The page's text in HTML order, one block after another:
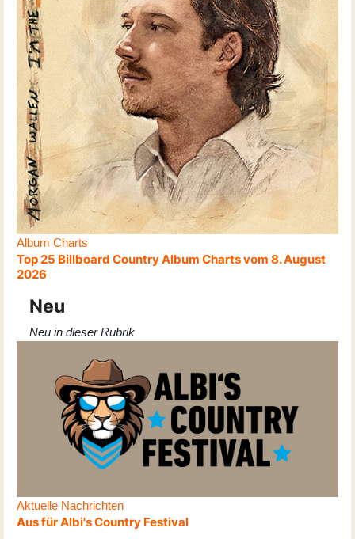
Album Charts
Top 25 Billboard Country Album Charts vom 8. August
2026
Neu
Neu in dieser Rubrik
Aktuelle Nachrichten
Aus für Albi's Country Festival